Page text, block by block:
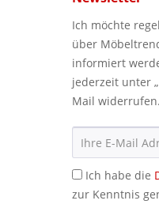
Ich möchte
über
informiert
jederzeit unter
Mail widerrufen.
Ich habe die
zur Kenntnis